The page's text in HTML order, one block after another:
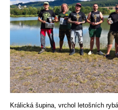
Králická šupina, vrchol letošních